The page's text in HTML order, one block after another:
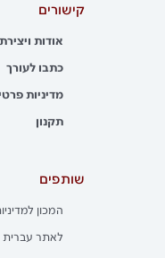
קישורים
אודות
כתבו לעורך
מדיניות
תקנון
שותפים
המכון
לאתר עברית